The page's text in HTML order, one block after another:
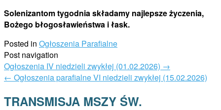
Solenizantom tygodniaskładamy najlepsze życzenia,
Bożego błogosławieństwa i łask.
Posted in Ogłoszenia Parafialne
Post navigation
Ogłoszenia IV niedzieli zwykłej (01.02.2026) →
← Ogłoszenia parafialne VI niedzieli zwykłej (15.02.2026)
TRANSMISJA MSZY ŚW.